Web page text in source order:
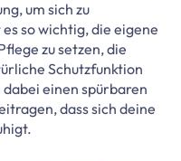
um sich zu
so wichtig, die eigene
zu setzen, die
Schutzfunktion
einen spürbaren
dass sich deine